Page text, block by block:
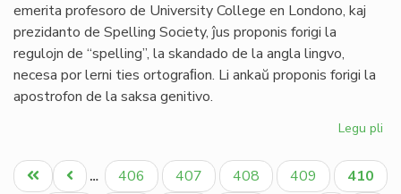
emerita profesoro de University College en Londono, kaj
prezidanto de Spelling Society, ĵus proponis forigi la
regulojn de “spelling”, la skandado de la angla lingvo,
necesa por lerni ties ortograﬁon. Li ankaŭ proponis forigi la
apostrofon de la saksa genitivo.
Legu pli
Pagination
Unua
Antaŭa
… Paĝo
406 Paĝo
407 Paĝo
408 Paĝo
409
Aktuala
410